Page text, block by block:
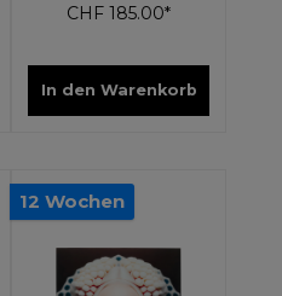
CHF 185.00*
In den Warenkorb
12 Wochen